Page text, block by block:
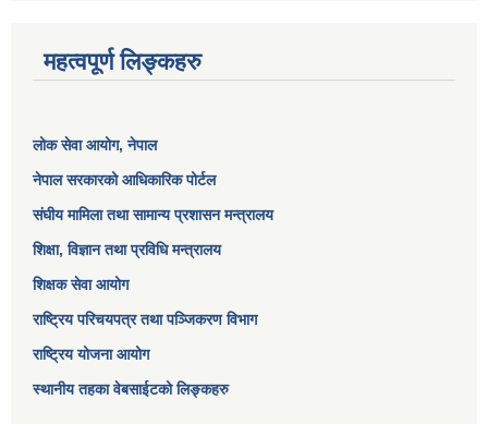
महत्वपूर्ण लिङ्कहरु
लोक सेवा आयोग, नेपाल
नेपाल सरकारको आधिकारिक पोर्टल
संघीय मामिला तथा सामान्य प्रशासन मन्त्रालय
शिक्षा, विज्ञान तथा प्रविधि मन्त्रालय
शिक्षक सेवा आयोग
राष्ट्रिय परिचयपत्र तथा पञ्जिकरण विभाग
राष्ट्रिय योजना आयोग
स्थानीय तहका वेबसाईटको लिङ्कहरु